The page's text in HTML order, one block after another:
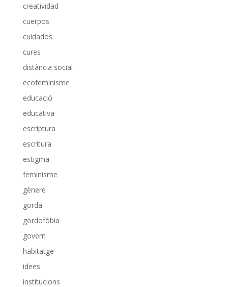
creatividad
cuerpos
cuidados
cures
distància social
ecofeminisme
educació
educativa
escriptura
escritura
estigma
feminisme
gènere
gorda
gordofóbia
govern
habitatge
idees
institucions